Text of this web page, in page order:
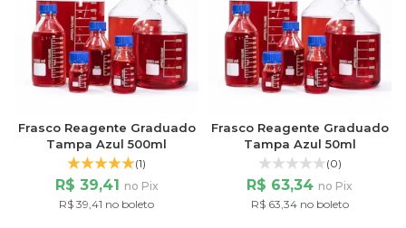
Frasco Reagente Graduado
Tampa Azul 500ml
(1)
R$ 39,41 no Pix
R$ 39,41 no boleto
Frasco Reagente Graduado
Tampa Azul 50ml
(0)
R$ 63,34 no Pix
R$ 63,34 no boleto